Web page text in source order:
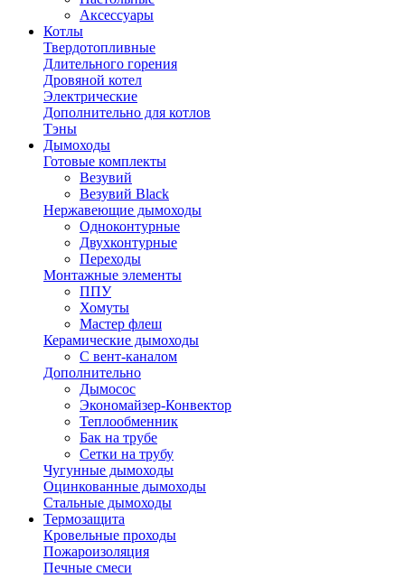
Аксессуары
Котлы
Твердотопливные
Длительного горения
Дровяной котел
Электрические
Дополнительно для котлов
Тэны
Дымоходы
Готовые комплекты
Везувий
Везувий Black
Нержавеющие дымоходы
Одноконтурные
Двухконтурные
Переходы
Монтажные элементы
ППУ
Хомуты
Мастер флеш
Керамические дымоходы
С вент-каналом
Дополнительно
Дымосос
Экономайзер-Конвектор
Теплообменник
Бак на трубе
Сетки на трубу
Чугунные дымоходы
Оцинкованные дымоходы
Стальные дымоходы
Термозащита
Кровельные проходы
Пожароизоляция
Печные смеси